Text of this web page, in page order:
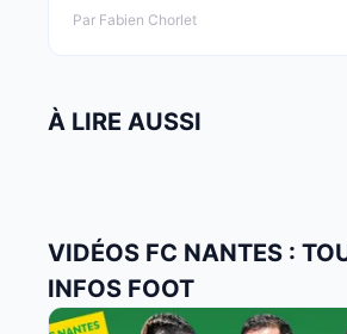
Par Fabien Chorlet
À LIRE AUSSI
VIDÉOS FC NANTES :
INFOS FOOT